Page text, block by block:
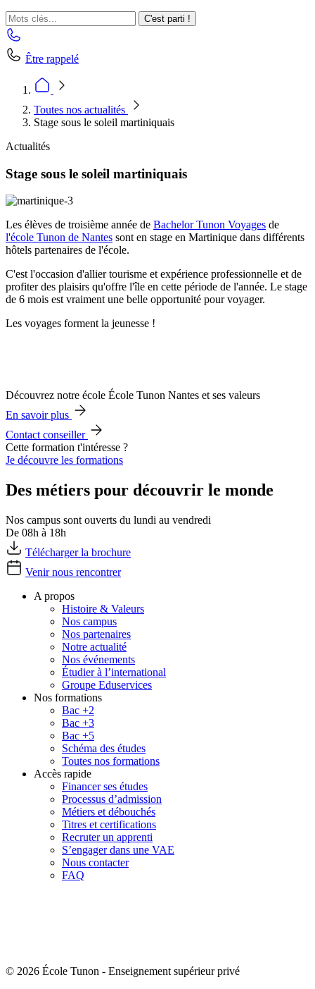
C'est parti !
Être rappelé
Toutes nos actualités
Stage sous le soleil martiniquais
Actualités
Stage sous le soleil martiniquais
Les élèves de troisième année de Bachelor Tunon Voyages de
l'école Tunon de Nantes sont en stage en Martinique dans différents
hôtels partenaires de l'école.
C'est l'occasion d'allier tourisme et expérience professionnelle et de
profiter des plaisirs qu'offre l'île en cette période de l'année. Le stage
de 6 mois est vraiment une belle opportunité pour voyager.
Les voyages forment la jeunesse !
Découvrez notre école École Tunon Nantes et ses valeurs
En savoir plus
Contact conseiller
Cette formation t'intéresse ?
Je découvre les formations
Des métiers pour découvrir le monde
Nos campus sont ouverts du lundi au vendredi
De 08h à 18h
Télécharger la brochure
Venir nous rencontrer
A propos
Histoire & Valeurs
Nos campus
Nos partenaires
Notre actualité
Nos événements
Étudier à l’international
Groupe Eduservices
Nos formations
Bac +2
Bac +3
Bac +5
Schéma des études
Toutes nos formations
Accès rapide
Financer ses études
Processus d’admission
Métiers et débouchés
Titres et certifications
Recruter un apprenti
S’engager dans une VAE
Nous contacter
FAQ
© 2026 École Tunon - Enseignement supérieur privé